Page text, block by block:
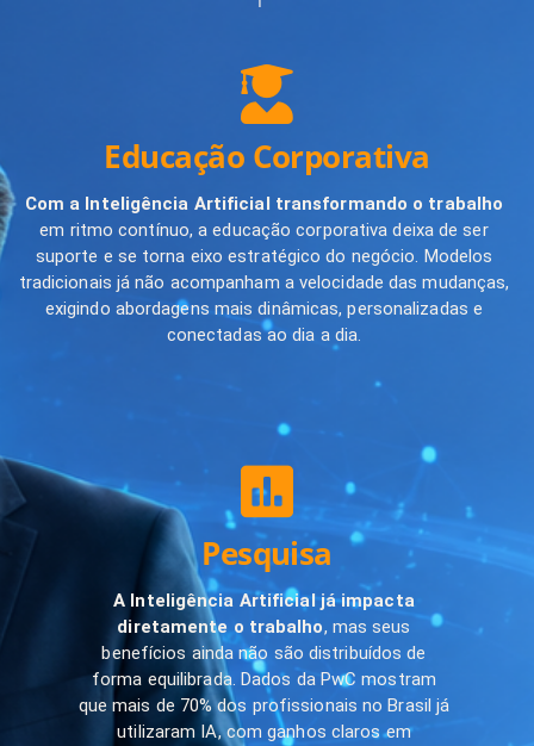
Educação Corporativa
Com a Inteligência Artificial transformando o trabalho
em ritmo contínuo, a educação corporativa deixa de ser
suporte e se torna eixo estratégico do negócio. Modelos
tradicionais já não acompanham a velocidade das mudanças,
exigindo abordagens mais dinâmicas, personalizadas e
conectadas ao dia a dia.
Pesquisa
A Inteligência Artificial já impacta
diretamente o trabalho, mas seus
benefícios ainda não são distribuídos de
forma equilibrada. Dados da PwC mostram
que mais de 70% dos profissionais no Brasil já
utilizaram IA, com ganhos claros em